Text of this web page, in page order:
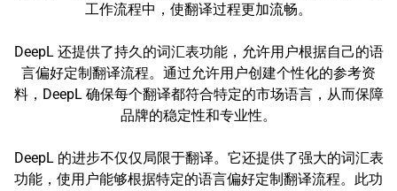
工作流程中，使翻译过程更加流畅。
DeepL 还提供了持久的词汇表功能，允许用户根据自己的语
言偏好定制翻译流程。通过允许用户创建个性化的参考资
料，DeepL 确保每个翻译都符合特定的市场语言，从而保障
品牌的稳定性和专业性。
DeepL 的进步不仅仅局限于翻译。它还提供了强大的词汇表
功能，使用户能够根据特定的语言偏好定制翻译流程。此功